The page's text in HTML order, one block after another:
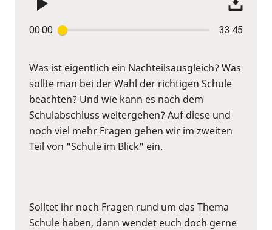
00:00 33:45
Was ist eigentlich ein Nachteilsausgleich? Was
sollte man bei der Wahl der richtigen Schule
beachten? Und wie kann es nach dem
Schulabschluss weitergehen? Auf diese und
noch viel mehr Fragen gehen wir im zweiten
Teil von "Schule im Blick" ein.
Solltet ihr noch Fragen rund um das Thema
Schule haben, dann wendet euch doch gerne